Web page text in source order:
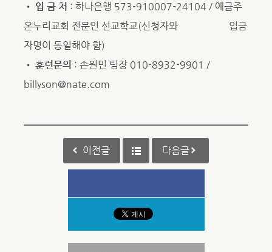
• 입 금 처 : 하나은행 573-910007-24104 / 예금주
온누리교회 전문인 선교학교(신청자와 입금
자명이 동일해야 함)
• 훈련문의 : 손원민 팀장 010-8932-9901 /
billyson@nate.com
이전글 다음글